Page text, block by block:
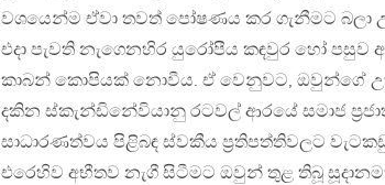
වශයෙන්ම ඒවා තවත් පෝෂණය කර ගැනීමට
එදා පැවති නැගෙනහිර යුරෝපීය කඳවුර හෝ පසුව
කාබන් කොපියක් නොවීය. ඒ වෙනුවට, ඔවුන්ගේ
දකින ස්කැන්ඩිනේවියානු රටවල් ආරයේ සමාජ
සාධාරණත්වය පිළිබඳ ස්වකීය ප‍්‍රතිපත්තිවලට
එරෙහිව අභීතව නැගී සිටීමට ඔවුන් තුළ තිබූ